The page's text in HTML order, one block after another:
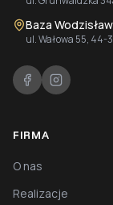
Baza
ul. Wałowa 55, 44-
FIRMA
O nas
Realizacje